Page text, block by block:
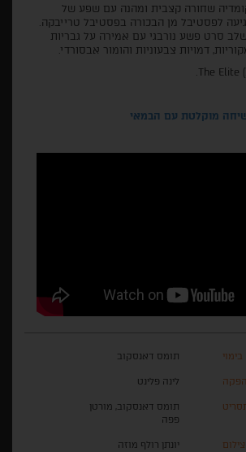
שחורה קצבית ומהנה עם שפע של
לפסטיבל מן הבכורה בפסטיבל טרייבקה.
סרט פשע נורבגי עם אמירה על גבריות
דמויות צבעוניות והומור אבסורדי.
מוקלטת עם הבמאי
בימוי תומס דאנסקוב
הפקה לינה פלינט
תומס דאנסקוב, מורטן
פפה
צילום יונתן רולף מוזה